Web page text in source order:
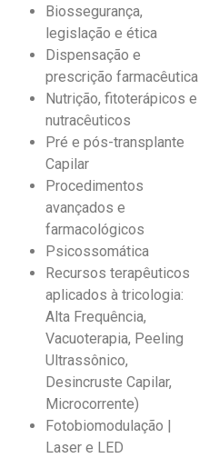
Biossegurança,
legislação e ética
Dispensação e
prescrição farmacêutica
Nutrição, fitoterápicos e
nutracêuticos
Pré e pós-transplante
Capilar
Procedimentos
avançados e
farmacológicos
Psicossomática
Recursos terapêuticos
aplicados à tricologia:
Alta Frequência,
Vacuoterapia, Peeling
Ultrassônico,
Desincruste Capilar,
Microcorrente)
Fotobiomodulação |
Laser e LED